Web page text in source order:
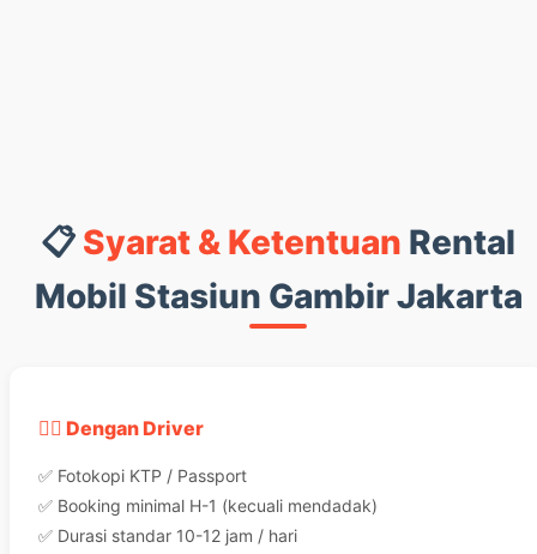
📋 Syarat & Ketentuan Rental
Mobil Stasiun Gambir Jakarta
👨‍✈️ Dengan Driver
✅ Fotokopi KTP / Passport
✅ Booking minimal H-1 (kecuali mendadak)
✅ Durasi standar 10-12 jam / hari